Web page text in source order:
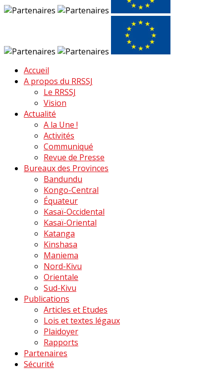
Accueil
A propos du RRSSJ
Le RRSSJ
Vision
Actualité
A la Une !
Activités
Communiqué
Revue de Presse
Bureaux des Provinces
Bandundu
Kongo-Central
Équateur
Kasaï-Occidental
Kasaï-Oriental
Katanga
Kinshasa
Maniema
Nord-Kivu
Orientale
Sud-Kivu
Publications
Articles et Etudes
Lois et textes légaux
Plaidoyer
Rapports
Partenaires
Sécurité